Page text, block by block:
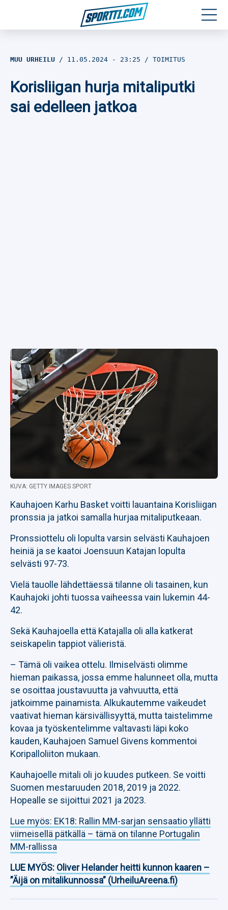
Jalkapallo
MUU URHEILU 11.05.2024 - 23:25 TOIMITUS
Korisliigan hurja mitaliputki
sai edelleen jatkoa
KUVA: GETTY IMAGES SPORT
Kauhajoen Karhu Basket voitti lauantaina Korisliigan
pronssia ja jatkoi samalla hurjaa mitaliputkeaan.
Pronssiottelu oli lopulta varsin selvästi Kauhajoen
heiniä ja se kaatoi Joensuun Katajan lopulta
selvästi 97-73.
Vielä tauolle lähdettäessä tilanne oli tasainen, kun
Kauhajoki johti tuossa vaiheessa vain lukemin 44-
42.
Sekä Kauhajoella että Katajalla oli alla katkerat
seiskapelin tappiot välieristä.
– Tämä oli vaikea ottelu. Ilmiselvästi olimme
hieman paikassa, jossa emme halunneet olla, mutta
se osoittaa joustavuutta ja vahvuutta, että
jatkoimme painamista. Alkukautemme vaikeudet
vaativat hieman kärsivällisyyttä, mutta taistelimme
kovaa ja työskentelimme valtavasti läpi koko
kauden, Kauhajoen Samuel Givens kommentoi
Koripalloliiton mukaan.
Kauhajoelle mitali oli jo kuudes putkeen. Se voitti
Suomen mestaruuden 2018, 2019 ja 2022.
Hopealle se sijoittui 2021 ja 2023.
Lue myös: EK18: Rallin MM-sarjan sensaatio yllätti
viimeisellä pätkällä – tämä on tilanne Portugalin
MM-rallissa
LUE MYÖS: Oliver Helander heitti kunnon kaaren –
”Äijä on mitalikunnossa” (UrheiluAreena.fi)